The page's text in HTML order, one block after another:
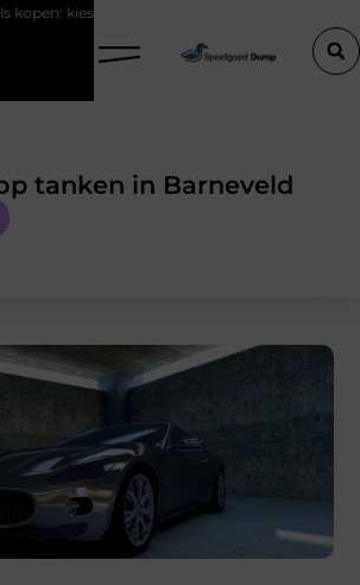
en ondergrond in je tuin
tanken in Barneveld